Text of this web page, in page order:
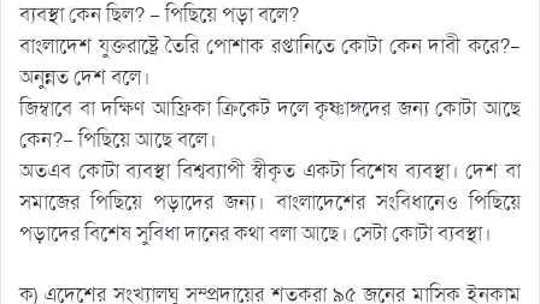
ব্যবস্থা কেন ছিল? – পিছিয়ে পড়া বলে?
বাংলাদেশ যুক্তরাষ্ট্রে তৈরি পোশাক রপ্তানিতে কোটা কেন দাবী করে?-
অনুন্নত দেশ বলে।
জিম্বাবে বা দক্ষিণ আফ্রিকা ক্রিকেট দলে কৃষ্ণাঙ্গদের জন্য কোটা আছে
কেন?- পিছিয়ে আছে বলে।
অতএব কোটা ব্যবস্থা বিশ্বব্যাপী স্বীকৃত একটা বিশেষ ব্যবস্থা। দেশ বা
সমাজের পিছিয়ে পড়াদের জন্য। বাংলাদেশের সংবিধানেও পিছিয়ে
পড়াদের বিশেষ সুবিধা দানের কথা বলা আছে। সেটা কোটা ব্যবস্থা।
ক) এদেশের সংখ্যালঘু সম্প্রদায়ের শতকরা ৯৫ জনের মাসিক ইনকাম